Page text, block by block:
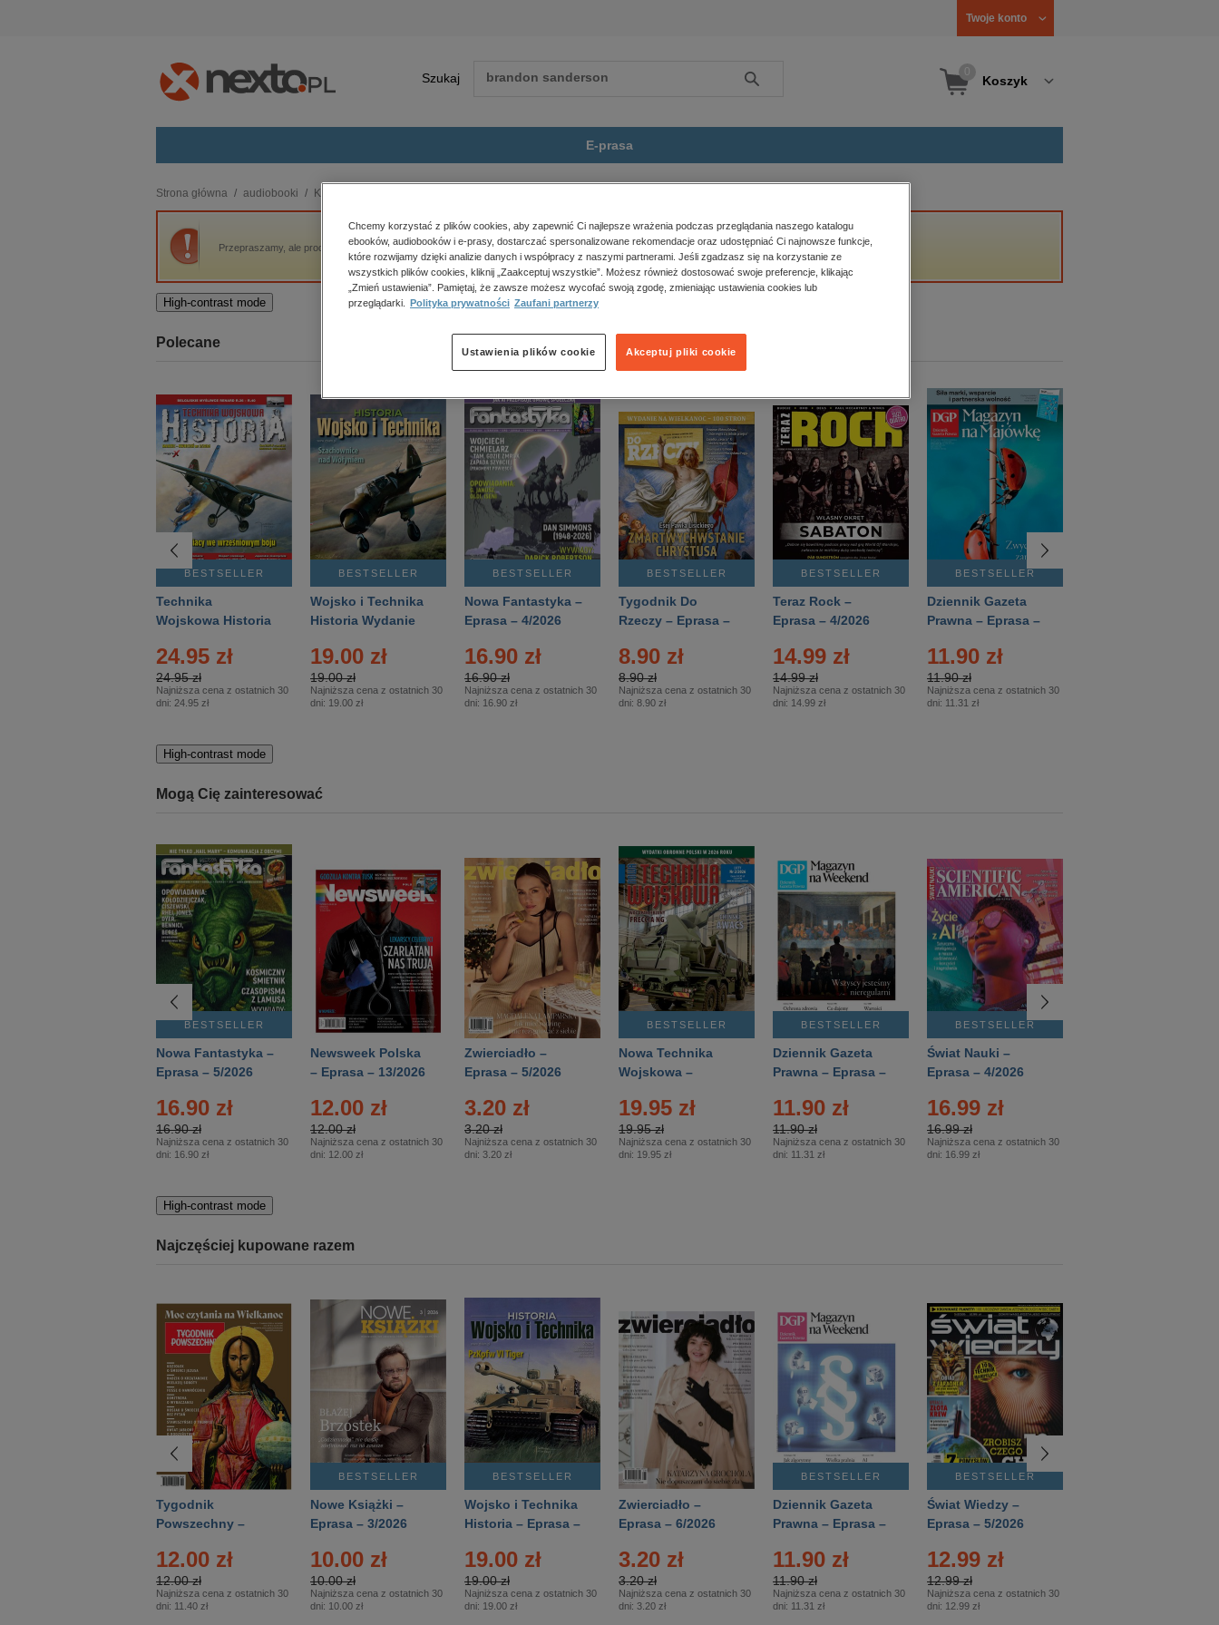
Twoje konto
Szukaj Szukaj Koszyk
E-prasa
budownictwo, aranżacja wnętrz
biznesowe, branżowe, gospodarka
darmowe wydania
edukacja
kobiece, lifestyle, kultura
polityka, społeczno-informacyjne
psychologiczne
inne
popularno-naukowe
historia
zdrowie
religie
Strona główna audiobooki Kryminał, sensacja, thriller
Przepraszamy, ale produkt „Ekstremista” nie jest dostępny.
High-contrast mode
Polecane
BESTSELLER
Technika
Wojskowa Historia
24.95 zł
24.95 zł
Najniższa cena z ostatnich 30
dni: 24.95 zł
BESTSELLER
Wojsko i Technika
Historia Wydanie
– 2/2026
19.00 zł
19.00 zł
Najniższa cena z ostatnich 30
dni: 19.00 zł
BESTSELLER
Nowa Fantastyka –
Eprasa – 4/2026
16.90 zł
16.90 zł
Najniższa cena z ostatnich 30
dni: 16.90 zł
BESTSELLER
Tygodnik Do
Rzeczy – Eprasa –
8.90 zł
8.90 zł
Najniższa cena z ostatnich 30
dni: 8.90 zł
BESTSELLER
Teraz Rock –
Eprasa – 4/2026
14.99 zł
14.99 zł
Najniższa cena z ostatnich 30
dni: 14.99 zł
BESTSELLER
Dziennik Gazeta
Prawna – Eprasa –
11.90 zł
11.90 zł
Najniższa cena z ostatnich 30
dni: 11.31 zł
High-contrast mode
Mogą Cię zainteresować
BESTSELLER
Nowa Fantastyka –
Eprasa – 5/2026
16.90 zł
16.90 zł
Najniższa cena z ostatnich 30
dni: 16.90 zł
Newsweek Polska
– Eprasa – 13/2026
12.00 zł
12.00 zł
Najniższa cena z ostatnich 30
dni: 12.00 zł
Zwierciadło –
Eprasa – 5/2026
3.20 zł
3.20 zł
Najniższa cena z ostatnich 30
dni: 3.20 zł
BESTSELLER
Nowa Technika
Wojskowa –
19.95 zł
19.95 zł
Najniższa cena z ostatnich 30
dni: 19.95 zł
BESTSELLER
Dziennik Gazeta
Prawna – Eprasa –
11.90 zł
11.90 zł
Najniższa cena z ostatnich 30
dni: 11.31 zł
BESTSELLER
Świat Nauki –
Eprasa – 4/2026
16.99 zł
16.99 zł
Najniższa cena z ostatnich 30
dni: 16.99 zł
High-contrast mode
Najczęściej kupowane razem
Tygodnik
Powszechny –
12.00 zł
12.00 zł
Najniższa cena z ostatnich 30
dni: 11.40 zł
BESTSELLER
Nowe Książki –
Eprasa – 3/2026
10.00 zł
10.00 zł
Najniższa cena z ostatnich 30
dni: 10.00 zł
BESTSELLER
Wojsko i Technika
Historia – Eprasa –
19.00 zł
19.00 zł
Najniższa cena z ostatnich 30
dni: 19.00 zł
Zwierciadło –
Eprasa – 6/2026
3.20 zł
3.20 zł
Najniższa cena z ostatnich 30
dni: 3.20 zł
BESTSELLER
Dziennik Gazeta
Prawna – Eprasa –
11.90 zł
11.90 zł
Najniższa cena z ostatnich 30
dni: 11.31 zł
BESTSELLER
Świat Wiedzy –
Eprasa – 5/2026
12.99 zł
12.99 zł
Najniższa cena z ostatnich 30
dni: 12.99 zł
Chcemy korzystać z plików cookies, aby zapewnić Ci najlepsze wrażenia podczas przeglądania naszego katalogu
ebooków, audiobooków i e-prasy, dostarczać spersonalizowane rekomendacje oraz udostępniać Ci najnowsze funkcje,
które rozwijamy dzięki analizie danych i współpracy z naszymi partnerami. Jeśli zgadzasz się na korzystanie ze
wszystkich plików cookies, kliknij „Zaakceptuj wszystkie”. Możesz również dostosować swoje preferencje, klikając
„Zmień ustawienia”. Pamiętaj, że zawsze możesz wycofać swoją zgodę, zmieniając ustawienia cookies lub
przeglądarki.
Polityka prywatności Zaufani partnerzy
Akceptuj pliki cookie
Ustawienia plików cookie